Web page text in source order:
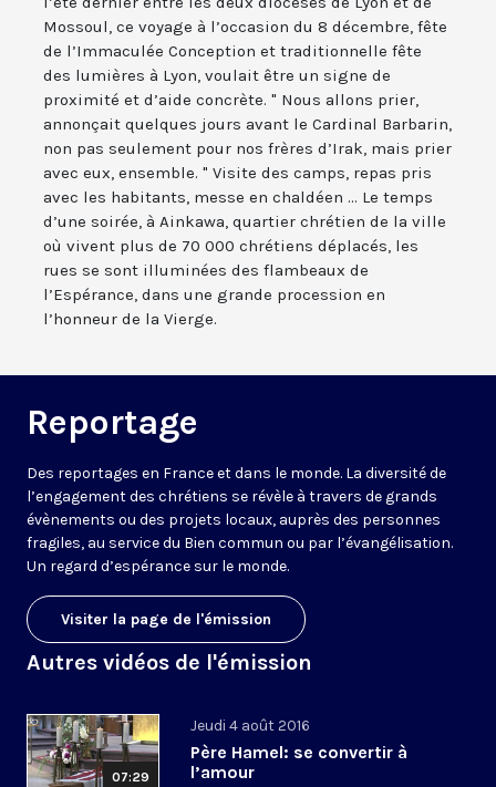
Mossoul, ce voyage à l’occasion du 8 décembre, fête
de l’Immaculée Conception et traditionnelle fête
des lumières à Lyon, voulait être un signe de
proximité et d’aide concrète. " Nous allons prier,
annonçait quelques jours avant le Cardinal Barbarin,
non pas seulement pour nos frères d’Irak, mais prier
avec eux, ensemble. " Visite des camps, repas pris
avec les habitants, messe en chaldéen ... Le temps
d’une soirée, à Ainkawa, quartier chrétien de la ville
où vivent plus de 70 000 chrétiens déplacés, les
rues se sont illuminées des flambeaux de
l’Espérance, dans une grande procession en
l’honneur de la Vierge.
Reportage
Des reportages en France et dans le monde. La diversité de
l’engagement des chrétiens se révèle à travers de grands
évènements ou des projets locaux, auprès des personnes
fragiles, au service du Bien commun ou par l’évangélisation.
Un regard d’espérance sur le monde.
Visiter la page de l'émission
Autres vidéos de l'émission
07:29
Jeudi 4 août 2016
Père Hamel: se convertir à
l’amour